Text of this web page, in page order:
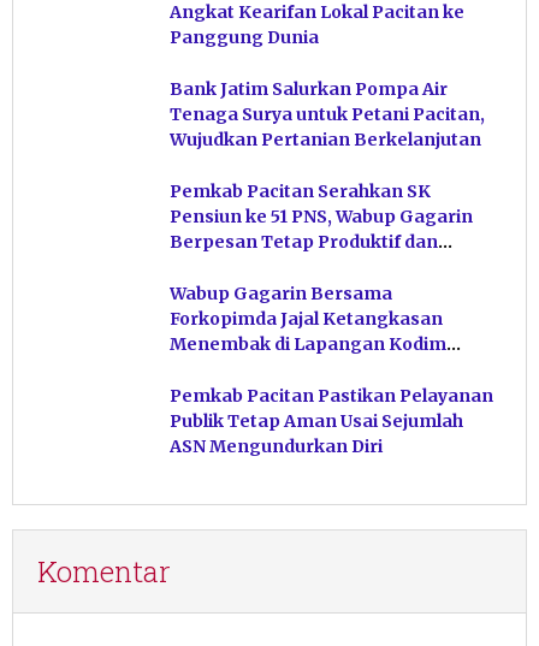
Angkat Kearifan Lokal Pacitan ke
Panggung Dunia
Bank Jatim Salurkan Pompa Air
Tenaga Surya untuk Petani Pacitan,
Wujudkan Pertanian Berkelanjutan
Pemkab Pacitan Serahkan SK
Pensiun ke 51 PNS, Wabup Gagarin
Berpesan Tetap Produktif dan
Wabup Gagarin Bersama
Forkopimda Jajal Ketangkasan
Menembak di Lapangan Kodim
Pemkab Pacitan Pastikan Pelayanan
Publik Tetap Aman Usai Sejumlah
ASN Mengundurkan Diri
Komentar